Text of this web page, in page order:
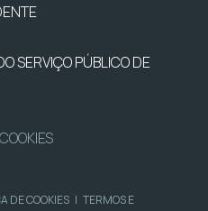
SERVIÇO PÚBLICO DE
DE COOKIES | TERMOS E